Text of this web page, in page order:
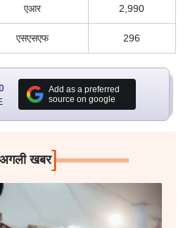
एआर 2,990
एसएसएफ 296
Add as a preferred
source on google
अगली खबर]